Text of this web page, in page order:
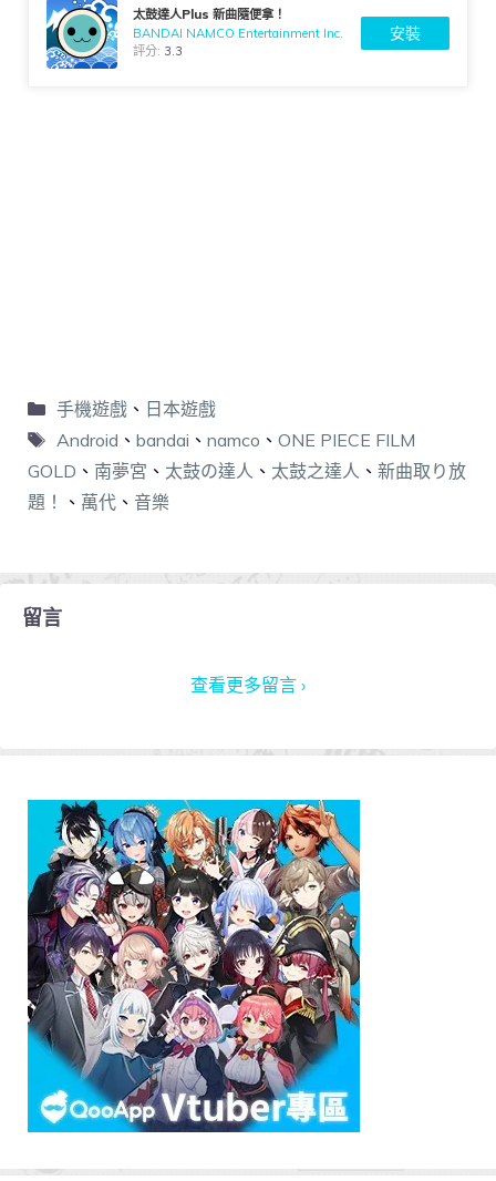
太鼓達人Plus 新曲隨便拿！
BANDAI NAMCO Entertainment Inc.
評分: 3.3
安裝
手機遊戲、 日本遊戲
Android 、 bandai 、 namco 、 ONE PIECE FILM
GOLD 、 南夢宮 、 太鼓の達人 、 太鼓之達人 、 新曲取り放
題！
、 萬代 、 音樂
留言
查看更多留言 ›